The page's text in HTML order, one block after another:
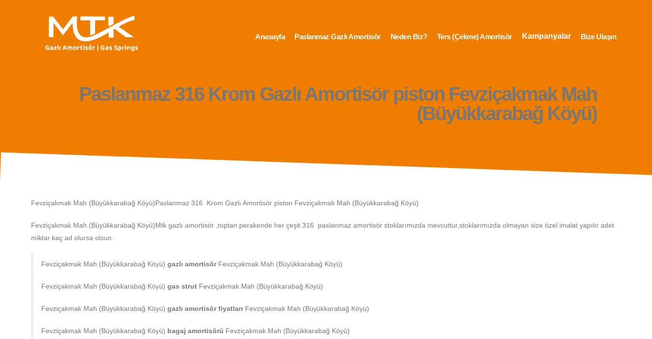
Anasayfa Paslanmaz Gazlı Amortisör Neden Biz? Ters (Çekme) Amortisör Kampanyalar Bize Ulaşın
Paslanmaz 316 Krom Gazlı Amortisör piston Fevziçakmak Mah
(Büyükkarabağ Köyü)
Fevziçakmak Mah (Büyükkarabağ Köyü)Paslanmaz 316 Krom Gazlı Amortisör piston Fevziçakmak Mah (Büyükkarabağ Köyü)
Fevziçakmak Mah (Büyükkarabağ Köyü)Mtk gazlı amortisör ,toptan perakende her çeşit 316 paslanmaz amortisör stoklarımızda mevcuttur,stoklarımızda olmayan size özel imalat yapılır adet
miktar kaç ad olursa olsun.
Fevziçakmak Mah (Büyükkarabağ Köyü) gazlı amortisör Fevziçakmak Mah (Büyükkarabağ Köyü)
Fevziçakmak Mah (Büyükkarabağ Köyü) gas strut Fevziçakmak Mah (Büyükkarabağ Köyü)
Fevziçakmak Mah (Büyükkarabağ Köyü) gazlı amortisör fiyatları Fevziçakmak Mah (Büyükkarabağ Köyü)
Fevziçakmak Mah (Büyükkarabağ Köyü) bagaj amortisörü Fevziçakmak Mah (Büyükkarabağ Köyü)